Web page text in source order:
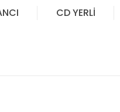
CD YERLİ